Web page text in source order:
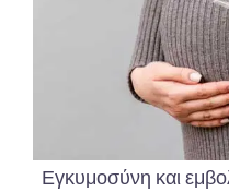
Εγκυμοσύνη και